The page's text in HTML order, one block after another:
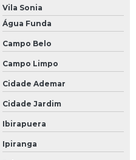
Vila Sonia
Água Funda
Campo Belo
Campo Limpo
Cidade Ademar
Cidade Jardim
Ibirapuera
Ipiranga